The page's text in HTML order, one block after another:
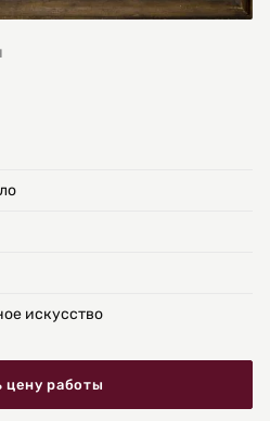
искусство
цену работы